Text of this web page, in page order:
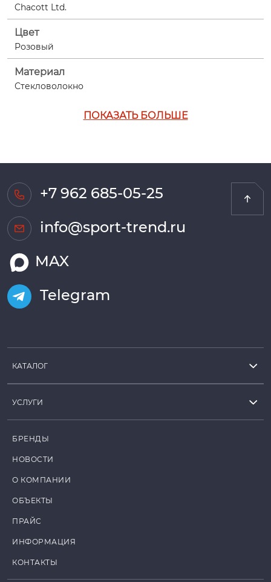
Chacott Ltd.
Цвет
Розовый
Материал
Стекловолокно
ПОКАЗАТЬ БОЛЬШЕ
+7 962 685-05-25
info@sport-trend.ru
MAX
Telegram
КАТАЛОГ
УСЛУГИ
БРЕНДЫ
НОВОСТИ
О КОМПАНИИ
ОБЪЕКТЫ
ПРАЙС
ИНФОРМАЦИЯ
КОНТАКТЫ